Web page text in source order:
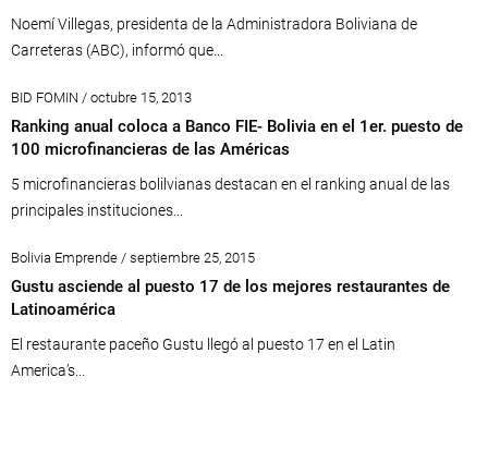
Noemí Villegas, presidenta de la Administradora Boliviana de
Carreteras (ABC), informó que...
BID FOMIN / octubre 15, 2013
Ranking anual coloca a Banco FIE- Bolivia en el 1er. puesto de
100 microfinancieras de las Américas
5 microfinancieras bolilvianas destacan en el ranking anual de las
principales instituciones...
Bolivia Emprende / septiembre 25, 2015
Gustu asciende al puesto 17 de los mejores restaurantes de
Latinoamérica
El restaurante paceño Gustu llegó al puesto 17 en el Latin
America’s...